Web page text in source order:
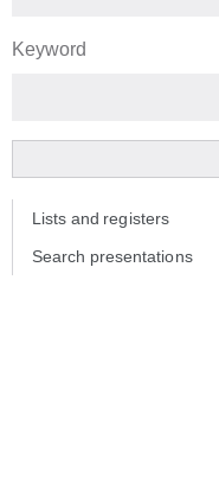
Keyword
Lists and registers
Search presentations